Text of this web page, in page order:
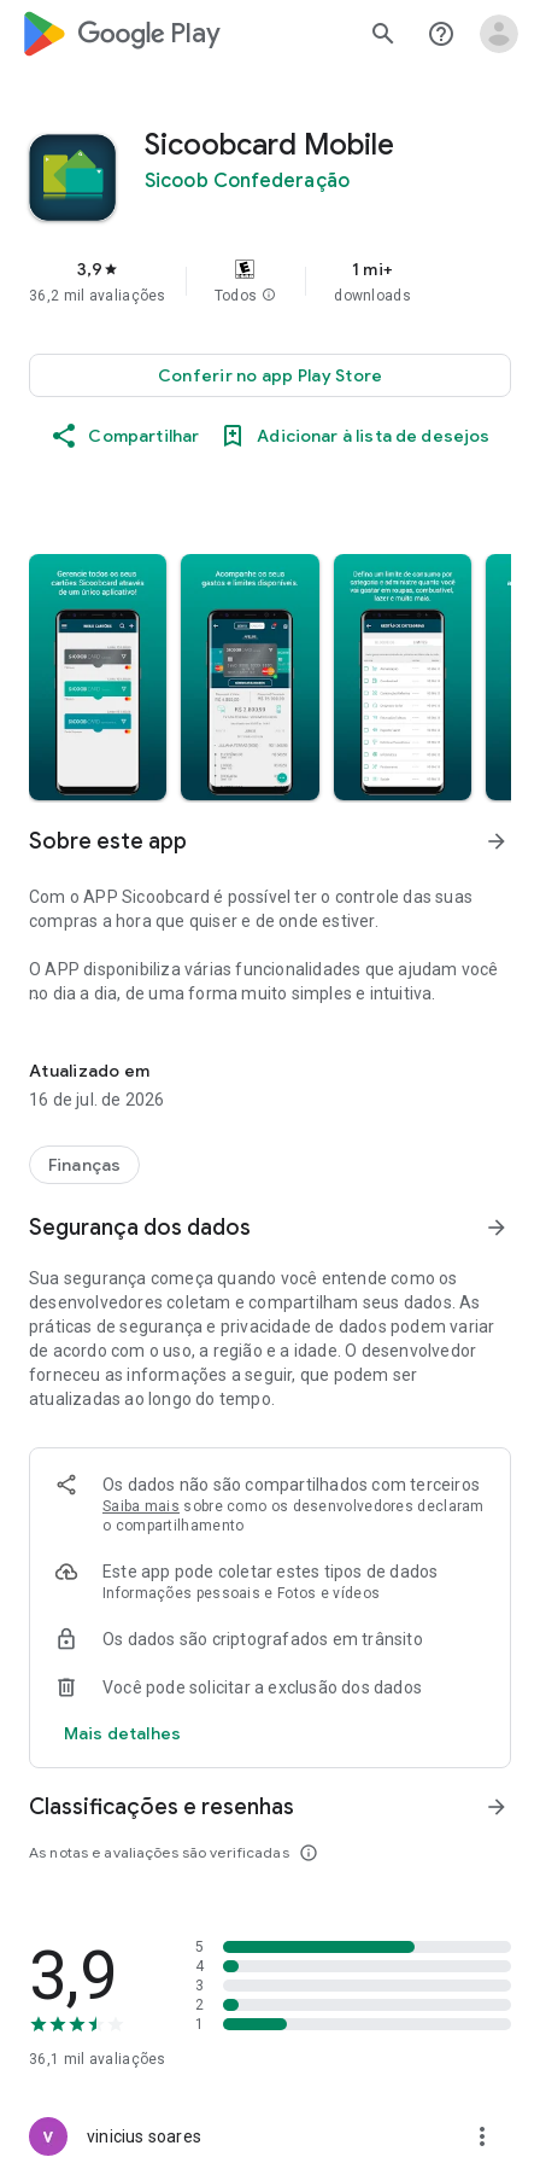
google_logo Play search help_outline
Sicoobcard Mobile
Sicoob Confederação
3,9 star
36,2 mil avaliações Todos info
1 mi+
downloads
Conferir no app Play Store
Compartilhar Adicionar à lista de desejos
Sobre este app arrow_forward
Com o APP Sicoobcard é possível ter o controle das suas
compras a hora que quiser e de onde estiver.
O APP disponibiliza várias funcionalidades que ajudam você
no dia a dia, de uma forma muito simples e intuitiva.
segundos? No app você pode. E liberar o cartão para uso no
exterior? No app você também pode. Ah, e para suspender a
fatura impressa? Isso mesmo, faz no app!
Com ele, você ainda consegue:
- Consultar saldo
- Consultar saldo do Sicoobcard Prêmios
- Alterar o limite e realizar bloqueio dos cartões adicionais
(geral ou por categoria)
- Gerar boleto para o pagamento de faturas
Ah, e tem mais! Perdeu seu Sicoobcard ou foi roubado? No
temporário do cartão de crédito, bloqueio para compras não
presenciais e bloqueios para saques em ATM Banco24horas.
Tudo pensado na sua segurança e praticidade.
Atualizado em
16 de jul. de 2026
Finanças
Segurança dos dados arrow_forward
Sua segurança começa quando você entende como os
desenvolvedores coletam e compartilham seus dados. As
práticas de segurança e privacidade de dados podem variar
de acordo com o uso, a região e a idade. O desenvolvedor
forneceu as informações a seguir, que podem ser
atualizadas ao longo do tempo.
Os dados não são compartilhados com terceiros
Saiba mais sobre como os desenvolvedores declaram
o compartilhamento
Este app pode coletar estes tipos de dados
Informações pessoais e Fotos e vídeos
Os dados são criptografados em trânsito
Você pode solicitar a exclusão dos dados
Mais detalhes
Classificações e resenhas
As notas e avaliações são verificadas info_outline
arrow_forward
3,9
36,1 mil avaliações
5
4
3
2
1
vinicius soares more_vert